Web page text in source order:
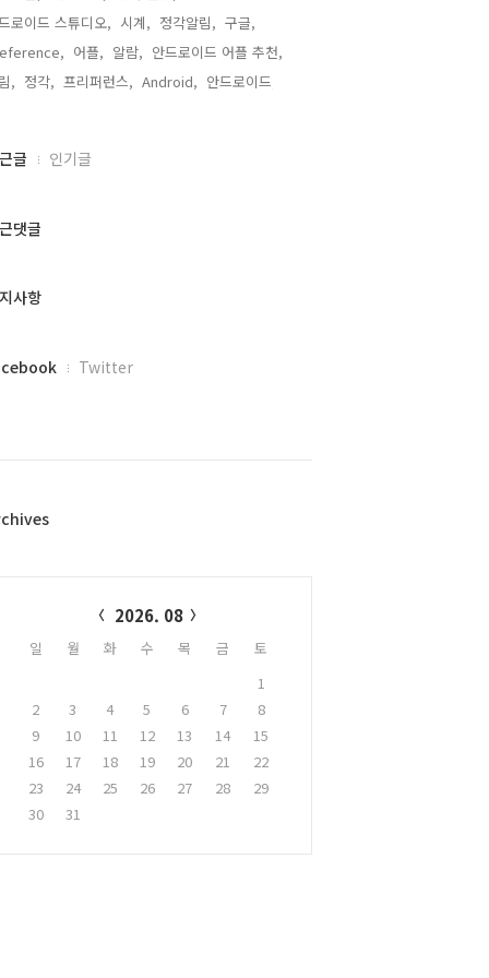
로이드 스튜디오, 시계, 정각알림, 구글,
어플, 알람, 안드로이드 어플 추천,
, 정각, 프리퍼런스, Android, 안드로이드,
글 인기글
댓글
사항
Twitter
2026. 08
일 월 화 수 목 금
토
1
2
3 4 5 6 7
8
9
10 11 12 13 14
15
16
17 18 19 20 21
22
23
24 25 26 27 28
29
30
31